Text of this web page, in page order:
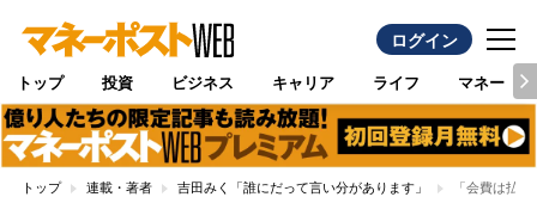
ログイン
トップ 投資 ビジネス キャリア ライフ マネー
トップ 連載・著者 吉田みく「誰にだって言い分があります」 「会費は払